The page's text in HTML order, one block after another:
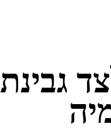
גבינת